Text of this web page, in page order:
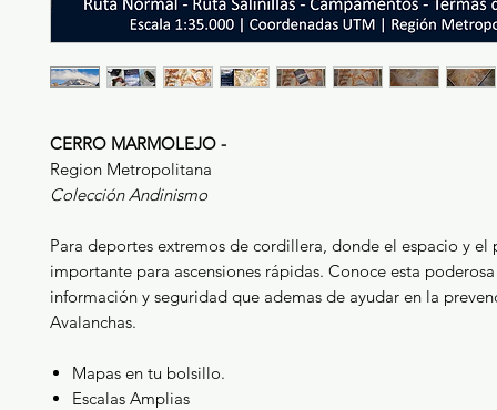
CERRO MARMOLEJO -
Region Metropolitana
Colección Andinismo
Para deportes extremos de cordillera, donde el espacio y el
importante para ascensiones rápidas. Conoce esta
información y seguridad que ademas de ayudar en la
Avalanchas.
Mapas en tu bolsillo.
Escalas Amplias